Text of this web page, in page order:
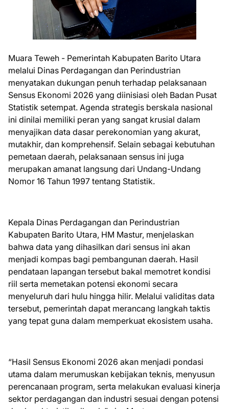
Muara Teweh - Pemerintah Kabupaten Barito Utara
melalui Dinas Perdagangan dan Perindustrian
menyatakan dukungan penuh terhadap pelaksanaan
Sensus Ekonomi 2026 yang diinisiasi oleh Badan Pusat
Statistik setempat. Agenda strategis berskala nasional
ini dinilai memiliki peran yang sangat krusial dalam
menyajikan data dasar perekonomian yang akurat,
mutakhir, dan komprehensif. Selain sebagai kebutuhan
pemetaan daerah, pelaksanaan sensus ini juga
merupakan amanat langsung dari Undang-Undang
Nomor 16 Tahun 1997 tentang Statistik.
Kepala Dinas Perdagangan dan Perindustrian
Kabupaten Barito Utara, HM Mastur, menjelaskan
bahwa data yang dihasilkan dari sensus ini akan
menjadi kompas bagi pembangunan daerah. Hasil
pendataan lapangan tersebut bakal memotret kondisi
riil serta memetakan potensi ekonomi secara
menyeluruh dari hulu hingga hilir. Melalui validitas data
tersebut, pemerintah dapat merancang langkah taktis
yang tepat guna dalam memperkuat ekosistem usaha.
“Hasil Sensus Ekonomi 2026 akan menjadi pondasi
utama dalam merumuskan kebijakan teknis, menyusun
perencanaan program, serta melakukan evaluasi kinerja
sektor perdagangan dan industri sesuai dengan potensi